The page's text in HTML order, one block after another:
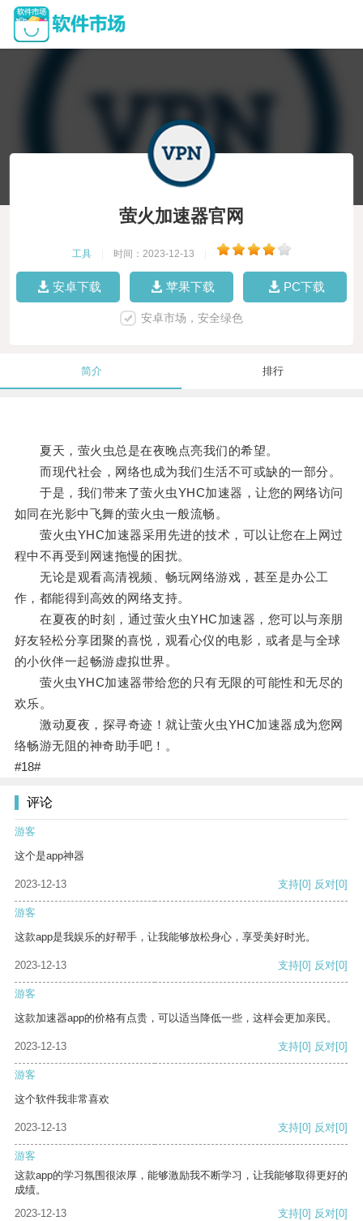
萤火加速器官网
工具 时间：2023-12-13
安卓下载 苹果下载 PC下载
安卓市场，安全绿色
简介 排行
夏天，萤火虫总是在夜晚点亮我们的希望。
而现代社会，网络也成为我们生活不可或缺的一部分。
于是，我们带来了萤火虫YHC加速器，让您的网络访问
如同在光影中飞舞的萤火虫一般流畅。
萤火虫YHC加速器采用先进的技术，可以让您在上网过
程中不再受到网速拖慢的困扰。
无论是观看高清视频、畅玩网络游戏，甚至是办公工
作，都能得到高效的网络支持。
在夏夜的时刻，通过萤火虫YHC加速器，您可以与亲朋
好友轻松分享团聚的喜悦，观看心仪的电影，或者是与全球
的小伙伴一起畅游虚拟世界。
萤火虫YHC加速器带给您的只有无限的可能性和无尽的
欢乐。
激动夏夜，探寻奇迹！就让萤火虫YHC加速器成为您网
络畅游无阻的神奇助手吧！。
#18#
评论
游客
这个是app神器
2023-12-13 支持[0] 反对[0]
游客
这款app是我娱乐的好帮手，让我能够放松身心，享受美好时光。
2023-12-13 支持[0] 反对[0]
游客
这款加速器app的价格有点贵，可以适当降低一些，这样会更加亲民。
2023-12-13 支持[0] 反对[0]
游客
这个软件我非常喜欢
2023-12-13 支持[0] 反对[0]
游客
这款app的学习氛围很浓厚，能够激励我不断学习，让我能够取得更好的
成绩。
2023-12-13
支持[0] 反对[0]